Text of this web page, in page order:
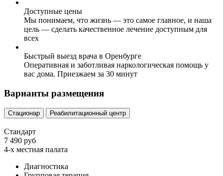
Доступные цены
Мы понимаем, что жизнь — это самое главное, и наша
цель — сделать качественное лечение доступным для
всех
Быстрый выезд врача в Оренбурге
Оперативная и заботливая наркологическая помощь у
вас дома. Приезжаем за 30 минут
Варианты размещения
Стационар Реабилитационный центр
Стандарт
7 490 руб
4-х местная палата
Диагностика